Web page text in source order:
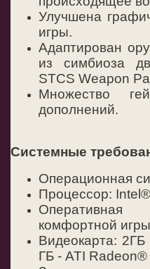
Улучшена
игры.
Адаптирован
из симбиоза
STCS Weapon
Множество
дополнений.
Системные
Операционная
Процессор:
комфортной
Видеокарта:
ГБ - ATI Radeon®